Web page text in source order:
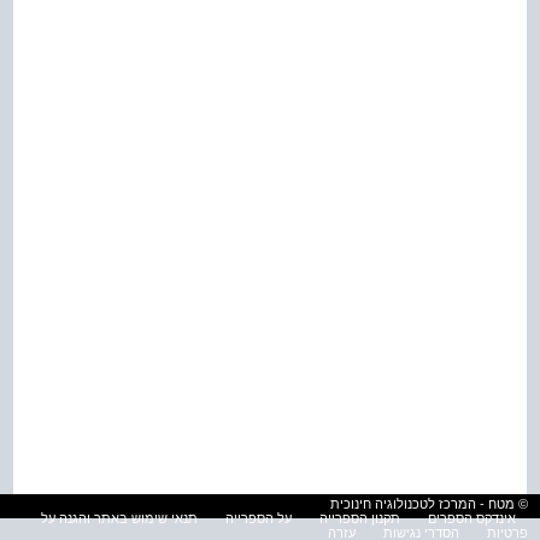
© מטח - המרכז לטכנולוגיה חינוכית
אינדקס הספרים
תקנון הספרייה על הספרייה
תנאי שימוש באתר והגנה על
פרטיות
הסדרי נגישות עזרה